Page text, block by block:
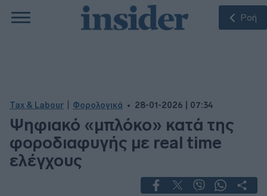
Ροή
Tax & Labour Φορολογικά 28-01-2026 | 07:34
Ψηφιακό «μπλόκο» κατά της
φοροδιαφυγής με real time
ελέγχους